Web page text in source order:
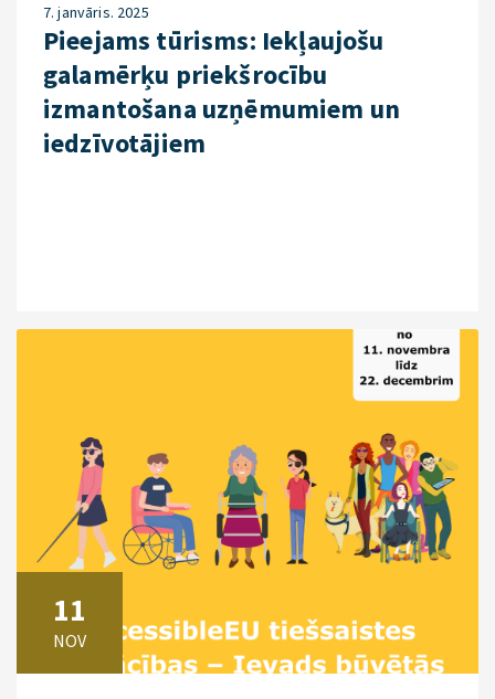
7. janvāris. 2025
Pieejams tūrisms: Iekļaujošu
galamērķu priekšrocību
izmantošana uzņēmumiem un
iedzīvotājiem
11
NOV